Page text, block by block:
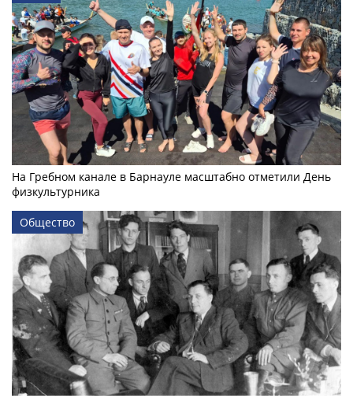
На Гребном канале в Барнауле масштабно отметили День
физкультурника
Общество